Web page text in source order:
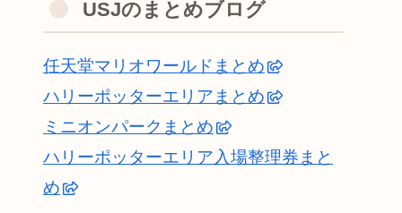
USJのまとめブログ
任天堂マリオワールドまとめ
ハリーポッターエリアまとめ
ミニオンパークまとめ
ハリーポッターエリア入場整理券まと
め